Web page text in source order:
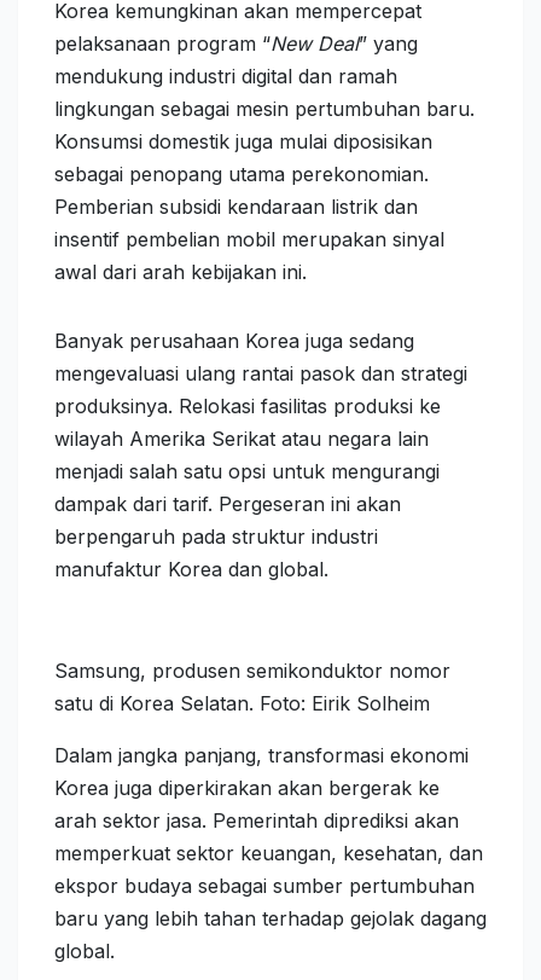
Korea kemungkinan akan mempercepat
pelaksanaan program “New Deal” yang
mendukung industri digital dan ramah
lingkungan sebagai mesin pertumbuhan baru.
Konsumsi domestik juga mulai diposisikan
sebagai penopang utama perekonomian.
Pemberian subsidi kendaraan listrik dan
insentif pembelian mobil merupakan sinyal
awal dari arah kebijakan ini.
Banyak perusahaan Korea juga sedang
mengevaluasi ulang rantai pasok dan strategi
produksinya. Relokasi fasilitas produksi ke
wilayah Amerika Serikat atau negara lain
menjadi salah satu opsi untuk mengurangi
dampak dari tarif. Pergeseran ini akan
berpengaruh pada struktur industri
manufaktur Korea dan global.
Samsung, produsen semikonduktor nomor
satu di Korea Selatan. Foto: Eirik Solheim
Dalam jangka panjang, transformasi ekonomi
Korea juga diperkirakan akan bergerak ke
arah sektor jasa. Pemerintah diprediksi akan
memperkuat sektor keuangan, kesehatan, dan
ekspor budaya sebagai sumber pertumbuhan
baru yang lebih tahan terhadap gejolak dagang
global.